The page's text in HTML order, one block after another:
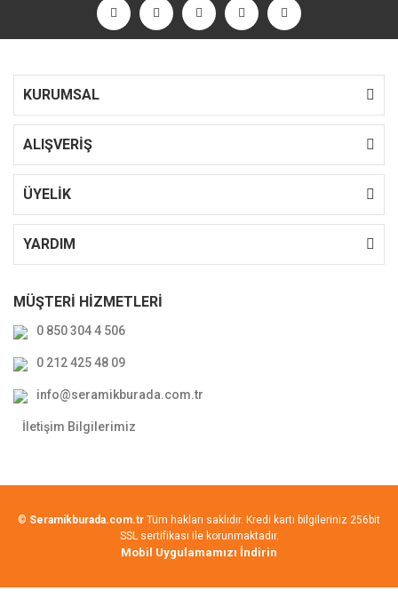
KURUMSAL
ALIŞVERİŞ
ÜYELİK
YARDIM
MÜŞTERİ HİZMETLERİ
0 850 304 4 506
0 212 425 48 09
info@seramikburada.com.tr
İletişim Bilgilerimiz
© Seramikburada.com.tr Tüm hakları saklıdır. Kredi kartı bilgileriniz 256bit
SSL sertifikası ile korunmaktadır.
Mobil Uygulamamızı İndirin